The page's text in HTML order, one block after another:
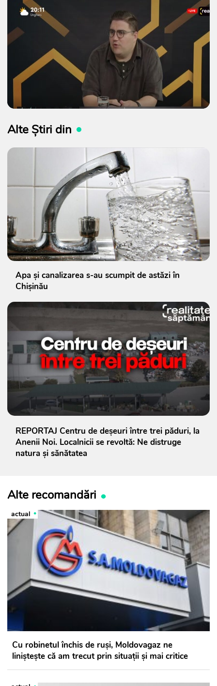
Alte Știri din
Apa și canalizarea s-au scumpit de astăzi în
Chișinău
REPORTAJ Centru de deșeuri între trei păduri, la
Anenii Noi. Localnicii se revoltă: Ne distruge
natura și sănătatea
Alte recomandări
actual
Cu robinetul închis de ruși, Moldovagaz ne
liniștește că am trecut prin situații și mai critice